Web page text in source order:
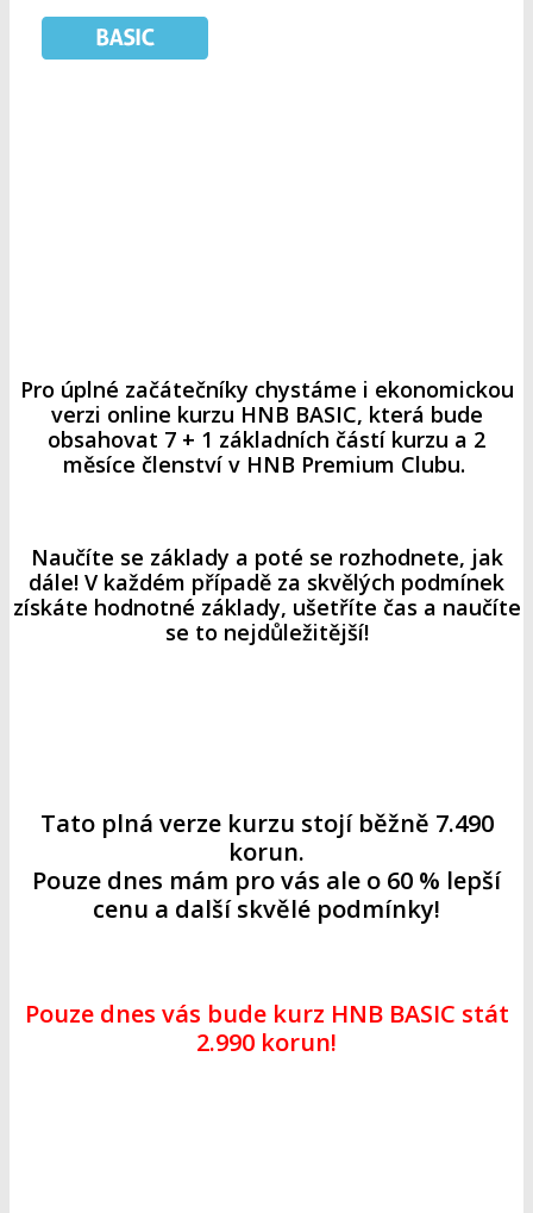
Pro úplné začátečníky chystáme i ekonomickou
verzi online kurzu HNB BASIC, která bude
obsahovat 7 + 1 základních částí kurzu a 2
měsíce členství v HNB Premium Clubu.
Naučíte se základy a poté se rozhodnete, jak
dále! V každém případě za skvělých podmínek
získáte hodnotné základy, ušetříte čas a naučíte
se to nejdůležitější!
Tato plná verze kurzu stojí běžně 7.490
korun.
Pouze dnes mám pro vás ale o 60 % lepší
cenu a další skvělé podmínky!
Pouze dnes vás bude kurz HNB BASIC stát
2.990 korun!